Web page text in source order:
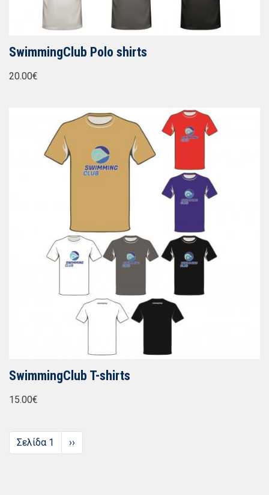
SwimmingClub Polo shirts
20.00€
SwimmingClub T-shirts
15.00€
Σελιδοποίηση
Σελίδα 1
Next
page
››